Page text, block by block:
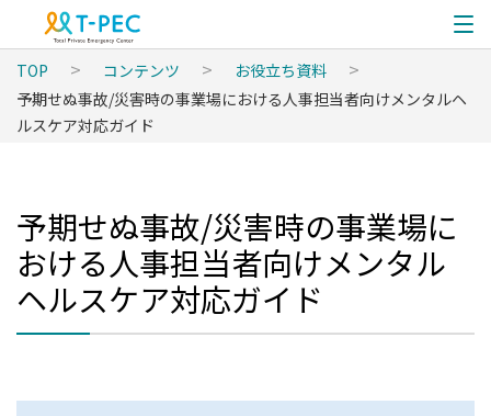
TOP コンテンツ
お役立ち資料
予期せぬ事故/災害時の事業場における人事担当者向けメンタルヘ
ルスケア対応ガイド
予期せぬ事故/災害時の事業場に
おける人事担当者向けメンタル
ヘルスケア対応ガイド